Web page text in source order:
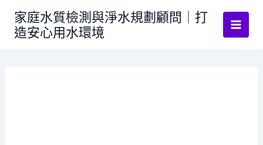
家庭水質檢測與淨水規劃顧問｜打
造安心用水環境